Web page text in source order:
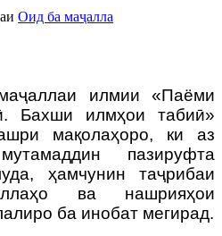
Оид ба маҷалла
илмии
«Паёми
Бахши илмҳои табиӣ»
мақолаҳоро, ки аз
пазируфта
ҳамчунин таҷрибаи
ва нашрияҳои
ба инобат мегирад.